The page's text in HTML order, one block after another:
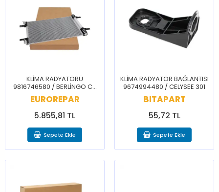
KLİMA RADYATÖRÜ
9816746580 / BERLİNGO C4
JUMPY DS7 3008 308 5008
508 EXPERT TRAVELLER
PARTNER RİFTER
EUROREPAR
5.855,81 TL
Sepete Ekle
KLİMA RADYATÖR BAĞLANTISI
9674994480 / CELYSEE 301
BITAPART
55,72 TL
Sepete Ekle